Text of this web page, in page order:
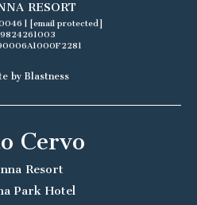
RESORT
| [email protected]
by Blastness
Cervo
Resort
Park Hotel